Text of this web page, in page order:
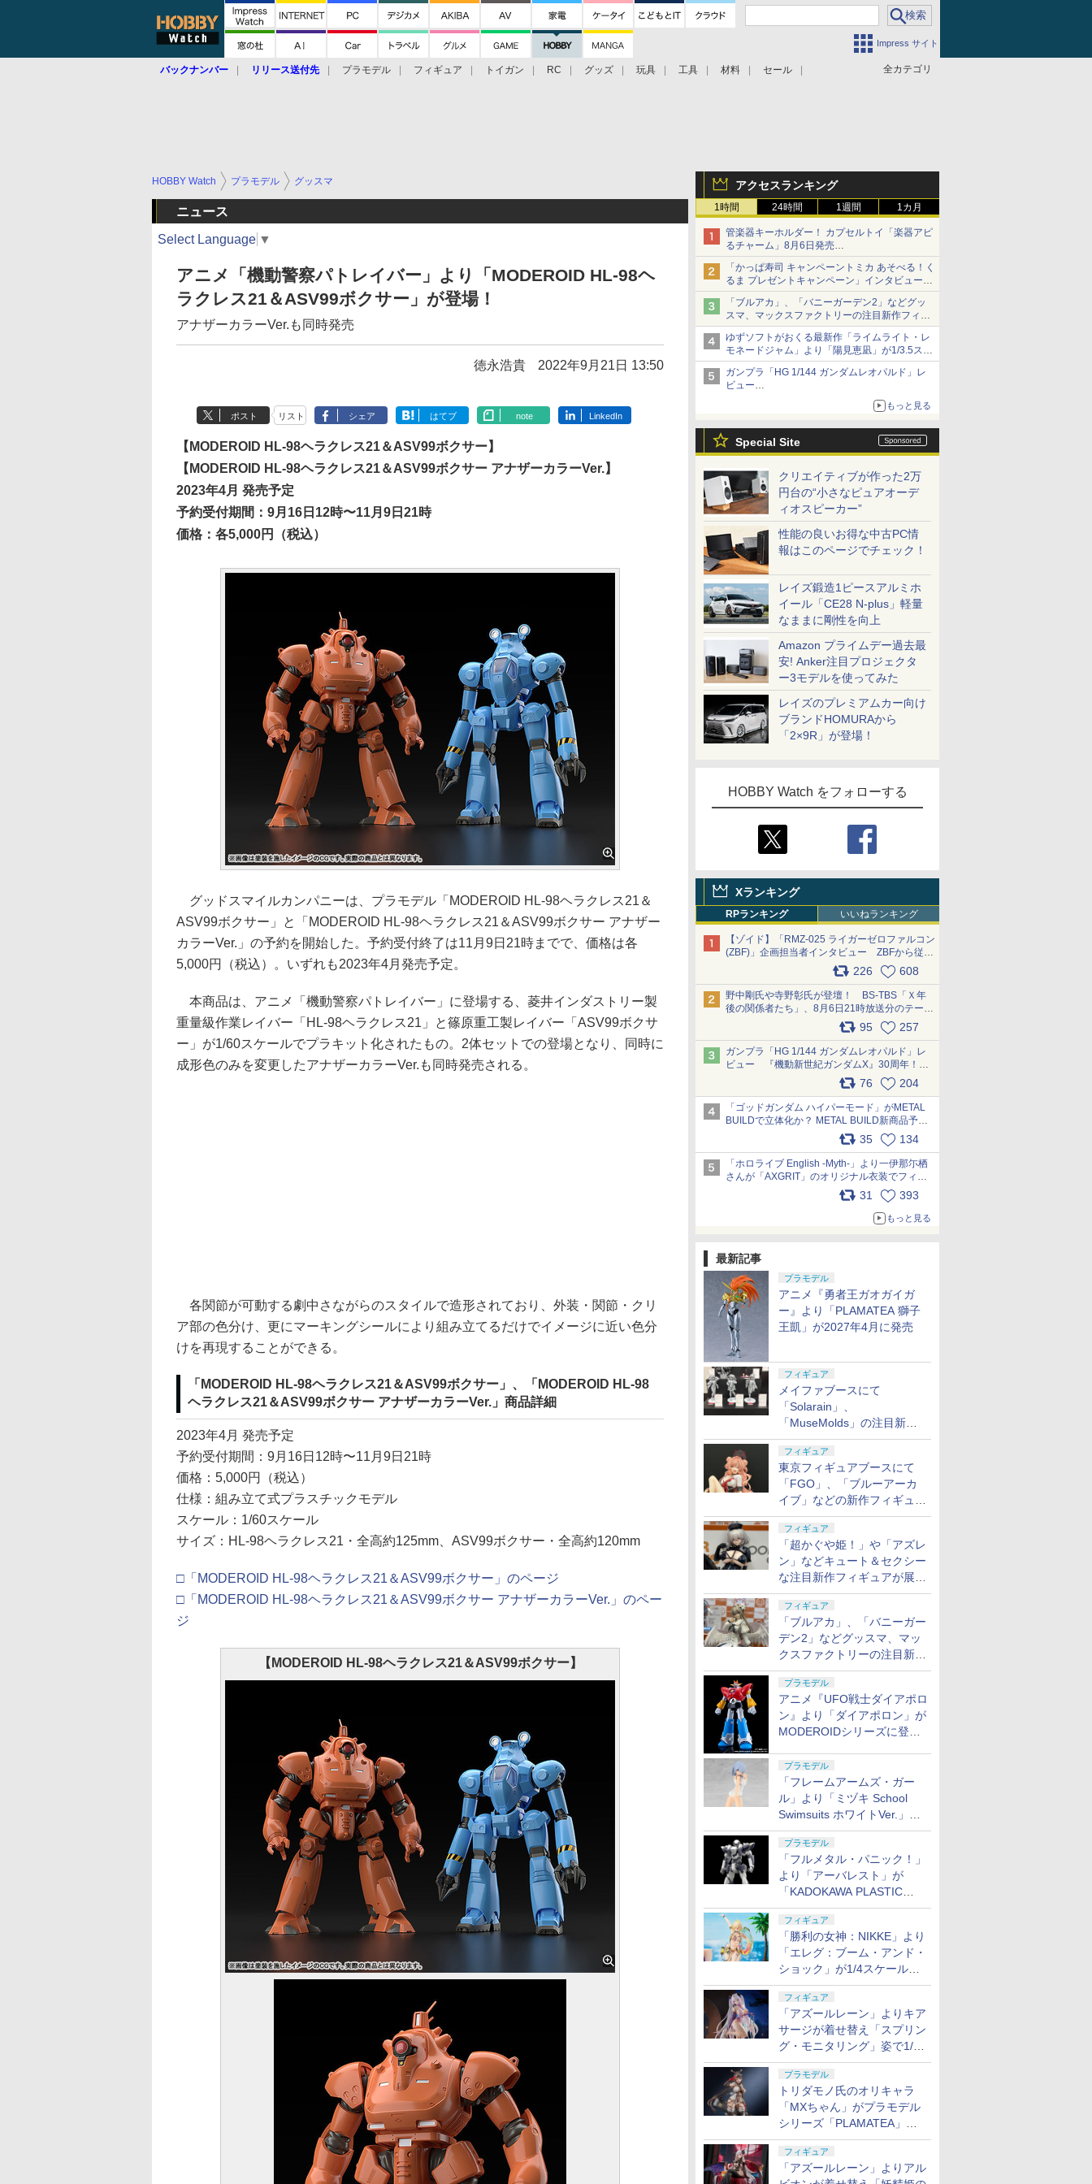
Impress サイト
全カテゴリ
バックナンバー リリース送付先 プラモデル フィギュア トイガン RC グッズ 玩具 工具 材料 セール
アクセスランキング
1時間 24時間 1週間 1カ月
管楽器キーホルダー！ カプセルトイ「楽器アピ
るチャーム」8月6日発売
チューバ、テナサクなど5種各3色
「かっぱ寿司 キャンペーントミカ あそべる！く
るま プレゼントキャンペーン」インタビュー
子どもが楽しめるかっぱ寿司ならではの体験と
コラボの楽しさを追求
「ブルアカ」、「バニーガーデン2」などグッ
スマ、マックスファクトリーの注目新作フィギ
ュアが展示【ホビーメーカー合同展示会】
ゆずソフトがおくる最新作「ライムライト・レ
モネードジャム」より「陽見恵凪」が1/3.5スケ
ールフィギュアで登場！
メガネ姿も表現できるオプションパーツが付属
ガンプラ「HG 1/144 ガンダムレオパルド」レ
ビュー
『機動新世紀ガンダムX』30周年！インナーア
ームガトリングの変形機構まで再現し最新フォ
もっと見る
Special Site
クリエイティブが作った2万
円台の“小さなピュアオーデ
ィオスピーカー”
性能の良いお得な中古PC情
報はこのページでチェック！
レイズ鍛造1ピースアルミホ
イール「CE28 N-plus」軽量
なままに剛性を向上
Amazon プライムデー過去最
安! Anker注目プロジェクタ
ー3モデルを使ってみた
レイズのプレミアムカー向け
ブランドHOMURAから
「2×9R」が登場！
HOBBY Watch をフォローする
Xランキング
RPランキング いいねランキング
【ゾイド】「RMZ-025 ライガーゼロファルコン
(ZBF)」企画担当者インタビュー ZBFから従来
デザインまで再現可能なボリューム満点のキッ
ト pic.x.com/6zOqQAQKkX
226 608
野中剛氏や寺野彰氏が登壇！ BS-TBS「Ｘ年
後の関係者たち」、8月6日21時放送分のテーマ
は「超合金」！ pic.x.com/uWyt1uyuFm
95 257
ガンプラ「HG 1/144 ガンダムレオパルド」レ
ビュー 『機動新世紀ガンダムX』30周年！イ
ンナーアームガトリングの変形機構まで再現し
最新フォーマットでキット化！
pic.x.com/nszPIDTpbg
76 204
「ゴッドガンダム ハイパーモード」がMETAL
BUILDで立体化か？ METAL BUILD新商品予告
が公開 pic.x.com/HIcLLIM3ar35 134
「ホロライブ English -Myth-」より一伊那尓栖
さんが「AXGRIT」のオリジナル衣装でフィギ
ュア化 pic.x.com/YMGhdIAzNa
31 393
もっと見る
最新記事
プラモデル
アニメ『勇者王ガオガイガ
ー』より「PLAMATEA 獅子
王凱」が2027年4月に発売
フィギュア
メイファブースにて
「Solarain」、
「MuseMolds」の注目新作
フィギュアが展示【ホビーメ
ーカー合同展示会】
フィギュア
東京フィギュアブースにて
「FGO」、「ブルーアーカ
イブ」などの新作フィギュア
が展示【ホビーメーカー合同
展示会】
フィギュア
「超かぐや姫！」や「アズレ
ン」などキュート＆セクシー
な注目新作フィギュアが展示
【ホビーメーカー合同展示
会】
フィギュア
「ブルアカ」、「バニーガー
デン2」などグッスマ、マッ
クスファクトリーの注目新作
フィギュアが展示【ホビーメ
ーカー合同展示会】
プラモデル
アニメ『UFO戦士ダイアポロ
ン』より「ダイアポロン」が
MODEROIDシリーズに登
プラモデル
「フレームアームズ・ガー
ル」より「ミヅキ School
Swimsuits ホワイトVer.」が8
月10日から予約開始決定！
プラモデル
「フルメタル・パニック！」
より「アーバレスト」が
「KADOKAWA PLASTIC
MODEL SERIES」から1/48
スケールで登場！
フィギュア
「勝利の女神：NIKKE」より
「エレグ：ブーム・アンド・
ショック」が1/4スケールで
フィギュア化！
フィギュア
「アズールレーン」よりキア
サージが着せ替え「スプリン
グ・モニタリング」姿で1/6
スケールフィギュア化！
プラモデル
トリダモノ氏のオリキャラ
「MXちゃん」がプラモデル
シリーズ「PLAMATEA」で
登場！ 2027年1月発売予定
フィギュア
「アズールレーン」よりアル
HOBBY Watch プラモデル グッスマ
ニュース
Select Language ▼
アニメ「機動警察パトレイバー」より「MODEROID HL-98ヘ
ラクレス21＆ASV99ボクサー」が登場！
アナザーカラーVer.も同時発売
徳永浩貴 2022年9月21日 13:50
ポスト リスト シェア はてブ note LinkedIn
【MODEROID HL-98ヘラクレス21＆ASV99ボクサー】
【MODEROID HL-98ヘラクレス21＆ASV99ボクサー アナザーカラーVer.】
2023年4月 発売予定
予約受付期間：9月16日12時〜11月9日21時
価格：各5,000円（税込）
グッドスマイルカンパニーは、プラモデル「MODEROID HL-98ヘラクレス21＆
ASV99ボクサー」と「MODEROID HL-98ヘラクレス21＆ASV99ボクサー アナザー
カラーVer.」の予約を開始した。予約受付終了は11月9日21時までで、価格は各
5,000円（税込）。いずれも2023年4月発売予定。
本商品は、アニメ「機動警察パトレイバー」に登場する、菱井インダストリー製
重量級作業レイバー「HL-98ヘラクレス21」と篠原重工製レイバー「ASV99ボクサ
ー」が1/60スケールでプラキット化されたもの。2体セットでの登場となり、同時に
成形色のみを変更したアナザーカラーVer.も同時発売される。
各関節が可動する劇中さながらのスタイルで造形されており、外装・関節・クリ
ア部の色分け、更にマーキングシールにより組み立てるだけでイメージに近い色分
けを再現することができる。
「MODEROID HL-98ヘラクレス21＆ASV99ボクサー」、「MODEROID HL-98
ヘラクレス21＆ASV99ボクサー アナザーカラーVer.」商品詳細
2023年4月 発売予定
予約受付期間：9月16日12時〜11月9日21時
価格：5,000円（税込）
仕様：組み立て式プラスチックモデル
スケール：1/60スケール
サイズ：HL-98ヘラクレス21・全高約125mm、ASV99ボクサー・全高約120mm
□「MODEROID HL-98ヘラクレス21＆ASV99ボクサー」のページ
□「MODEROID HL-98ヘラクレス21＆ASV99ボクサー アナザーカラーVer.」のペー
ジ
【MODEROID HL-98ヘラクレス21＆ASV99ボクサー】